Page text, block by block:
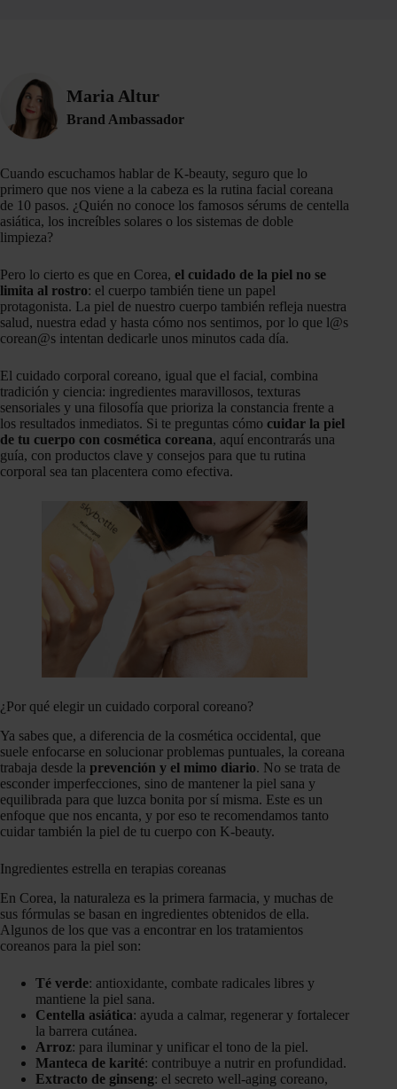
Maria Altur
Brand Ambassador
Cuando escuchamos hablar de K-beauty, seguro que lo
primero que nos viene a la cabeza es la rutina facial coreana
de 10 pasos. ¿Quién no conoce los famosos sérums de centella
asiática, los increíbles solares o los sistemas de doble
limpieza?
Pero lo cierto es que en Corea, el cuidado de la piel no se
limita al rostro: el cuerpo también tiene un papel
protagonista. La piel de nuestro cuerpo también refleja nuestra
salud, nuestra edad y hasta cómo nos sentimos, por lo que l@s
corean@s intentan dedicarle unos minutos cada día.
El cuidado corporal coreano, igual que el facial, combina
tradición y ciencia: ingredientes maravillosos, texturas
sensoriales y una filosofía que prioriza la constancia frente a
los resultados inmediatos. Si te preguntas cómo cuidar la piel
de tu cuerpo con cosmética coreana, aquí encontrarás una
guía, con productos clave y consejos para que tu rutina
corporal sea tan placentera como efectiva.
¿Por qué elegir un cuidado corporal coreano?
Ya sabes que, a diferencia de la cosmética occidental, que
suele enfocarse en solucionar problemas puntuales, la coreana
trabaja desde la prevención y el mimo diario. No se trata de
esconder imperfecciones, sino de mantener la piel sana y
equilibrada para que luzca bonita por sí misma. Este es un
enfoque que nos encanta, y por eso te recomendamos tanto
cuidar también la piel de tu cuerpo con K-beauty.
Ingredientes estrella en terapias coreanas
En Corea, la naturaleza es la primera farmacia, y muchas de
sus fórmulas se basan en ingredientes obtenidos de ella.
Algunos de los que vas a encontrar en los tratamientos
coreanos para la piel son:
Té verde: antioxidante, combate radicales libres y
mantiene la piel sana.
Centella asiática: ayuda a calmar, regenerar y fortalecer
la barrera cutánea.
Arroz: para iluminar y unificar el tono de la piel.
Manteca de karité: contribuye a nutrir en profundidad.
Extracto de ginseng: el secreto well-aging coreano,